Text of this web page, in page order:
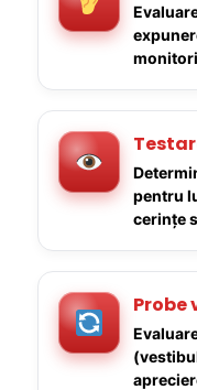
pentru
cerințe
Probe